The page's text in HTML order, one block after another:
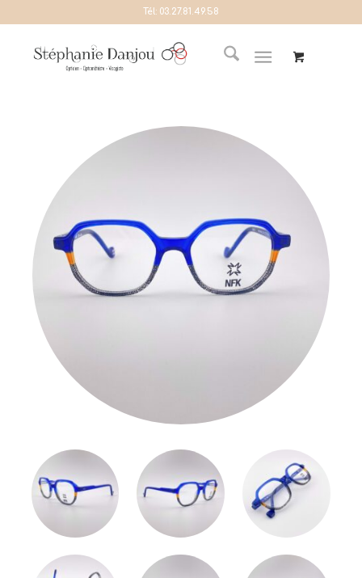
Tél: 03.27.81.49.58